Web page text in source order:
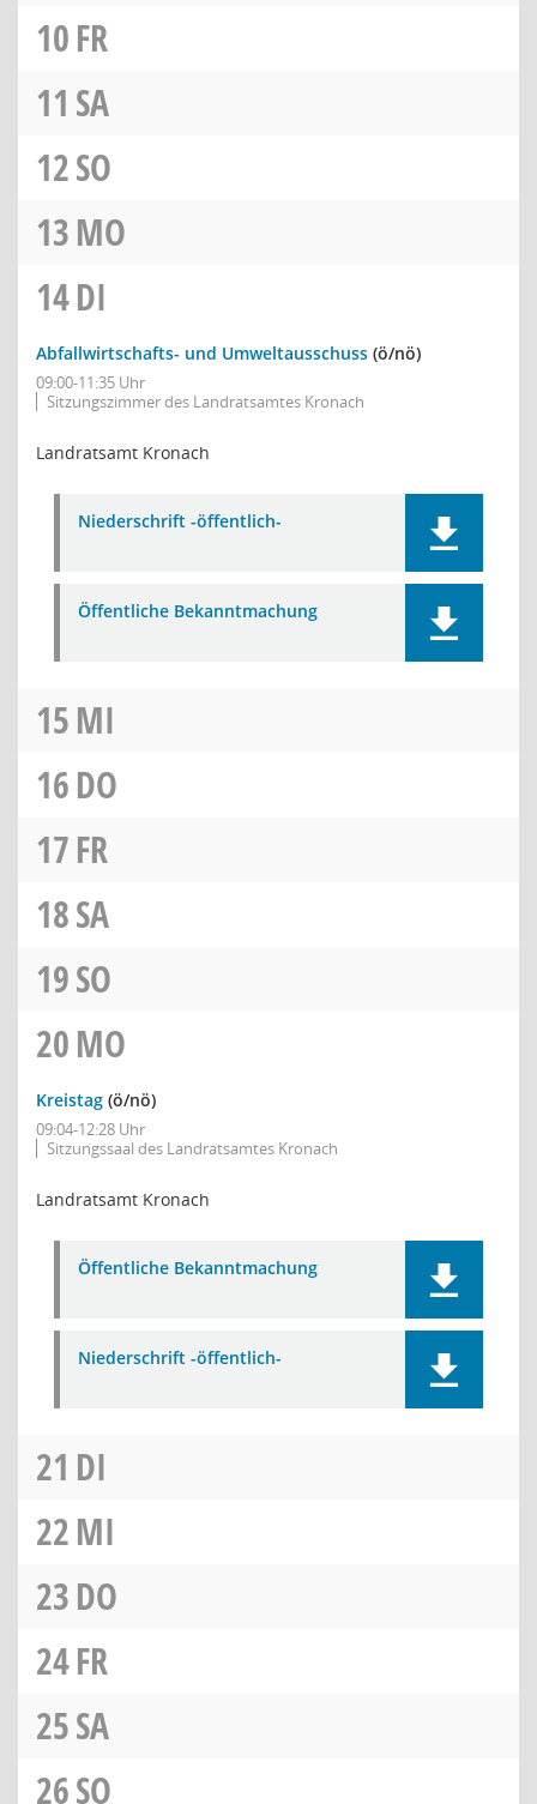
10FR
11 SA
12SO
13MO
14DI
Abfallwirtschafts- und Umweltausschuss (ö/nö)
09:00-11:35 Uhr
Sitzungszimmer des Landratsamtes Kronach
Landratsamt Kronach
Niederschrift -öffentlich-
Öffentliche Bekanntmachung
15MI
16DO
17FR
18SA
19SO
20MO
Kreistag (ö/nö)
09:04-12:28 Uhr
Sitzungssaal des Landratsamtes Kronach
Landratsamt Kronach
Öffentliche Bekanntmachung
Niederschrift -öffentlich-
21 DI
22MI
23DO
24FR
25SA
26SO